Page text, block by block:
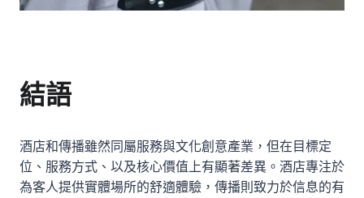
結語
酒店和傳播雖然同屬服務與文化創意產業，但在目標定
位、服務方式、以及核心價值上有顯著差異。酒店專注於
為客人提供實體場所的舒適體驗，傳播則致力於信息的有